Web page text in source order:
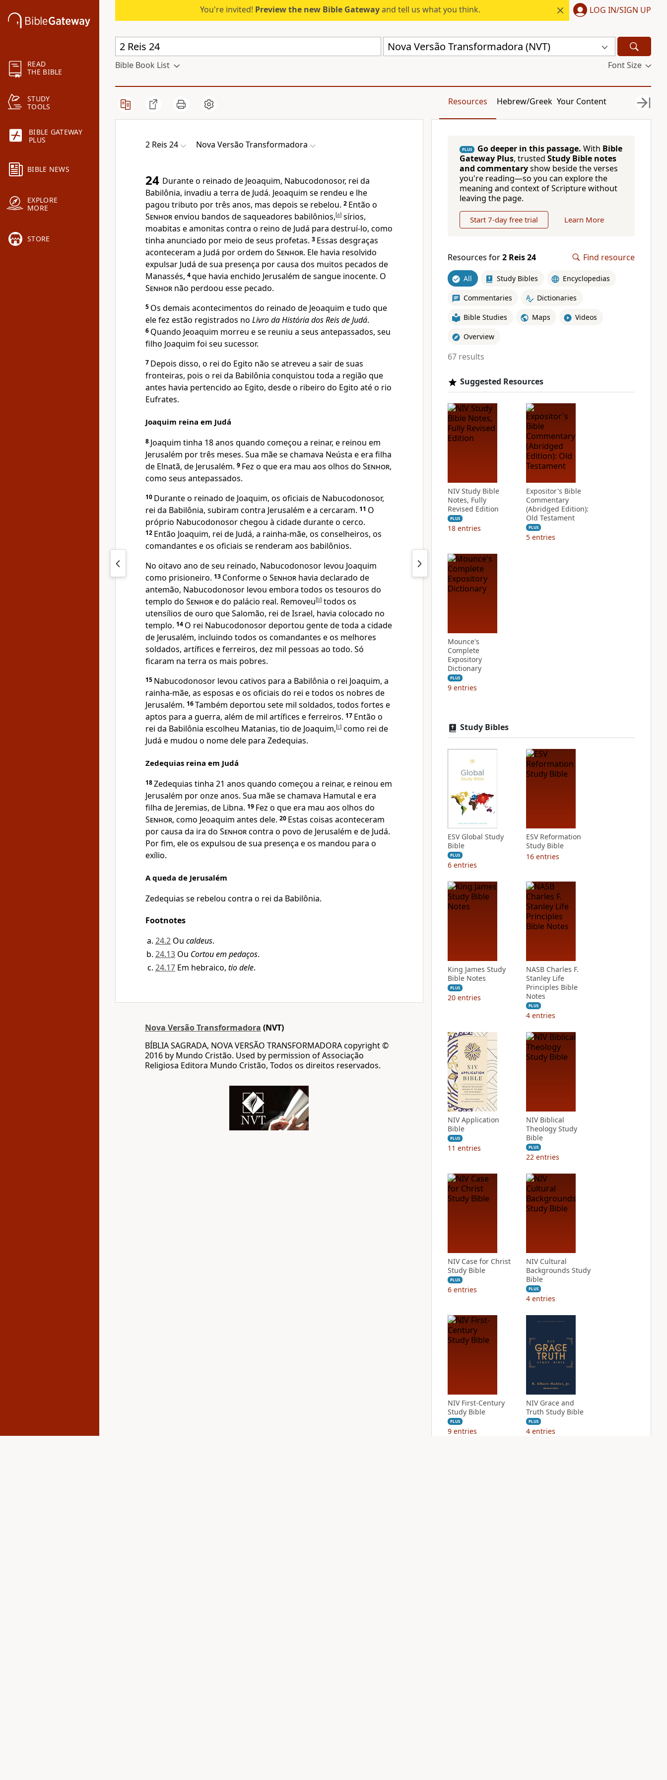
READ
THE BIBLE
STUDY
TOOLS
BIBLE GATEWAY
PLUS
BIBLE NEWS
EXPLORE
MORE
STORE
You're invited! Preview the new Bible Gatewayand tell us what you think. LOG IN/SIGN UP
Nova Versão Transformadora (NVT)
Bible Book List Font Size
Resources Hebrew/Greek Your Content
2 Reis 24 Nova Versão Transformadora
24 Durante o reinado de Jeoaquim, Nabucodonosor, rei da
Babilônia, invadiu a terra de Judá. Jeoaquim se rendeu e lhe
pagou tributo por três anos, mas depois se rebelou. 2 Então o
Senhorenviou bandos de saqueadores babilônios,[a] sírios,
moabitas e amonitas contra o reino de Judá para destruí-lo, como
tinha anunciado por meio de seus profetas. 3 Essas desgraças
aconteceram a Judá por ordem do Senhor. Ele havia resolvido
expulsar Judá de sua presença por causa dos muitos pecados de
Manassés, 4que havia enchido Jerusalém de sangue inocente. O
Senhor não perdoou esse pecado.
5 Os demais acontecimentos do reinado de Jeoaquim e tudo que
ele fez estão registrados no Livro da História dos Reis de Judá.
6 Quando Jeoaquim morreu e se reuniu a seus antepassados, seu
filho Joaquim foi seu sucessor.
7 Depois disso, o rei do Egito não se atreveu a sair de suas
fronteiras, pois o rei da Babilônia conquistou toda a região que
antes havia pertencido ao Egito, desde o ribeiro do Egito até o rio
Eufrates.
Joaquim reina em Judá
8 Joaquim tinha 18 anos quando começou a reinar, e reinou em
Jerusalém por três meses. Sua mãe se chamava Neústa e era filha
de Elnatã, de Jerusalém. 9 Fez o que era mau aos olhos do Senhor,
como seus antepassados.
10 Durante o reinado de Joaquim, os oficiais de Nabucodonosor,
rei da Babilônia, subiram contra Jerusalém e a cercaram. 11 O
próprio Nabucodonosor chegou à cidade durante o cerco.
12 Então Joaquim, rei de Judá, a rainha-mãe, os conselheiros, os
comandantes e os oficiais se renderam aos babilônios.
No oitavo ano de seu reinado, Nabucodonosor levou Joaquim
como prisioneiro. 13 Conforme o Senhor havia declarado de
antemão, Nabucodonosor levou embora todos os tesouros do
templo do Senhore do palácio real. Removeu[b] todos os
utensílios de ouro que Salomão, rei de Israel, havia colocado no
templo. 14 O rei Nabucodonosor deportou gente de toda a cidade
de Jerusalém, incluindo todos os comandantes e os melhores
soldados, artífices e ferreiros, dez mil pessoas ao todo. Só
ficaram na terra os mais pobres.
15 Nabucodonosor levou cativos para a Babilônia o rei Joaquim, a
rainha-mãe, as esposas e os oficiais do rei e todos os nobres de
Jerusalém. 16Também deportou sete mil soldados, todos fortes e
aptos para a guerra, além de mil artífices e ferreiros. 17 Então o
rei da Babilônia escolheu Matanias, tio de Joaquim,[c] como rei de
Judá e mudou o nome dele para Zedequias.
Zedequias reina em Judá
18Zedequias tinha 21 anos quando começou a reinar, e reinou em
Jerusalém por onze anos. Sua mãe se chamava Hamutal e era
filha de Jeremias, de Libna. 19 Fez o que era mau aos olhos do
Senhor, como Jeoaquim antes dele. 20 Estas coisas aconteceram
por causa da ira do Senhorcontra o povo de Jerusalém e de Judá.
Por fim, ele os expulsou de sua presença e os mandou para o
exílio.
A queda de Jerusalém
Zedequias se rebelou contra o rei da Babilônia.
Footnotes
24.2 Ou caldeus.
24.13 Ou Cortou em pedaços.
24.17 Em hebraico, tio dele.
Nova Versão Transformadora (NVT)
BÍBLIA SAGRADA, NOVA VERSÃO TRANSFORMADORA copyright ©
2016 by Mundo Cristão. Used by permission of Associação
Religiosa Editora Mundo Cristão, Todos os direitos reservados.
PLUS Go deeper in this passage. With Bible
Gateway Plus, trusted Study Bible notes
and commentaryshow beside the verses
you're reading—so you can explore the
meaning and context of Scripture without
leaving the page.
Start 7-day free trial Learn More
Resources for2 Reis 24 Find resource
All Study Bibles Encyclopedias
Commentaries Dictionaries
Bible Studies Maps Videos
Overview
67 results
Suggested Resources
NIV Study Bible
Notes, Fully
Revised Edition
PLUS
18 entries
Expositor's Bible
Commentary
(Abridged Edition):
Old Testament
PLUS
5 entries
Mounce's
Complete
Expository
Dictionary
PLUS
9 entries
Study Bibles
ESV Global Study
Bible
PLUS
6 entries
ESV Reformation
Study Bible
16 entries
King James Study
Bible Notes
PLUS
20 entries
NASB Charles F.
Stanley Life
Principles Bible
Notes
PLUS
4 entries
NIV Application
Bible
PLUS
11 entries
NIV Biblical
Theology Study
Bible
PLUS
22 entries
NIV Case for Christ
Study Bible
PLUS
6 entries
NIV Cultural
Backgrounds Study
Bible
PLUS
4 entries
NIV First-Century
Study Bible
PLUS
9 entries
NIV Grace and
Truth Study Bible
PLUS
4 entries